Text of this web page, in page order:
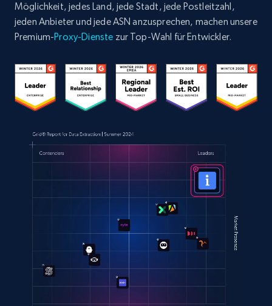
Möglichkeit, jedes Land, jede Stadt, jede Postleitzahl,
jeden Anbieter und jede ASN anzusprechen, machen unsere
Premium-Proxy-Dienste zur Top-Wahl für Entwickler.